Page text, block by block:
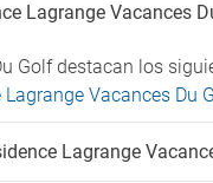
Lagrange Vacances
Golf destacan los
Vacances Du
Lagrange